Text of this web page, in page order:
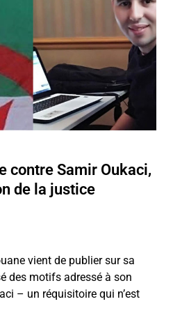
contre Samir Oukaci,
de la justice
vient de publier sur sa
des motifs adressé à son
– un réquisitoire qui n’est